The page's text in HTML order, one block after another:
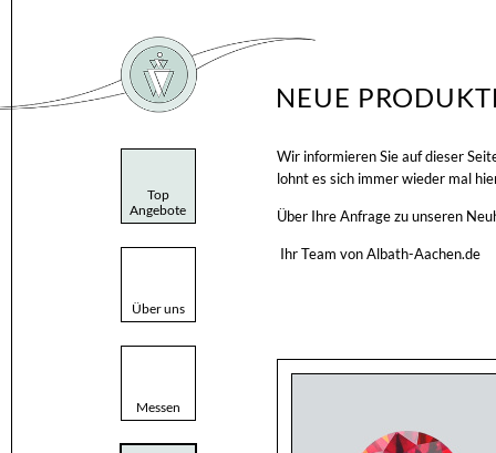
Top
Angebote
Über uns
Messen
NEUE
Wir informieren Sie auf dieser
lohnt es sich immer wieder mal
Über Ihre Anfrage zu unseren
Ihr Team von Albath-Aachen.de